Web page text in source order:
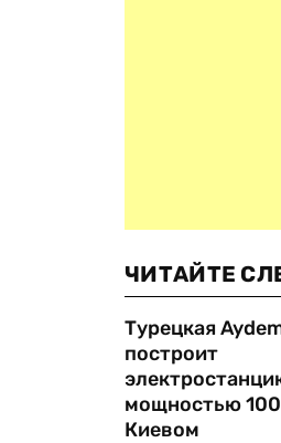
ЧИТАЙТЕ
Турецкая
построит
мощностью
Киевом